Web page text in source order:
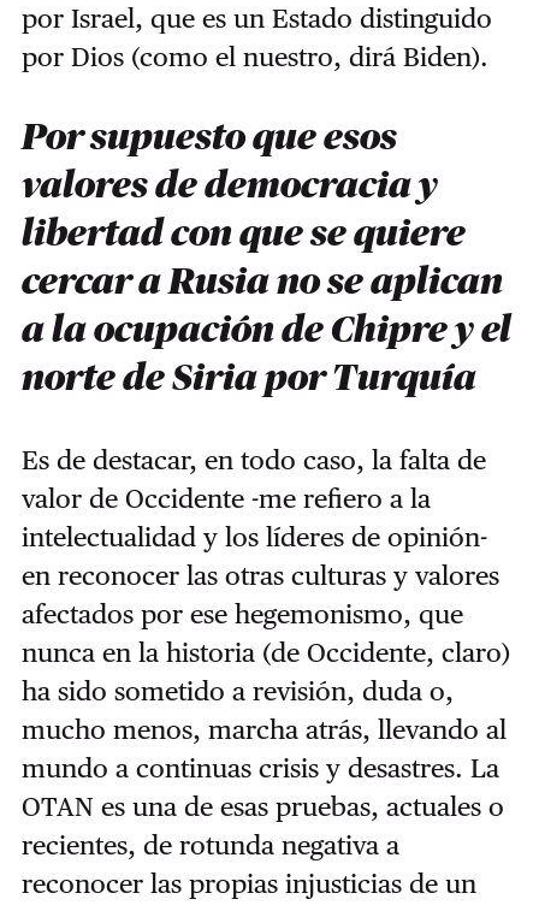
por Israel, que es un Estado distinguido
por Dios (como el nuestro, dirá Biden).
Por supuesto que esos
valores de democracia y
libertad con que se quiere
cercar a Rusia no se aplican
a la ocupación de Chipre y el
norte de Siria por Turquía
Es de destacar, en todo caso, la falta de
valor de Occidente -me refiero a la
intelectualidad y los líderes de opinión-
en reconocer las otras culturas y valores
afectados por ese hegemonismo, que
nunca en la historia (de Occidente, claro)
ha sido sometido a revisión, duda o,
mucho menos, marcha atrás, llevando al
mundo a continuas crisis y desastres. La
OTAN es una de esas pruebas, actuales o
recientes, de rotunda negativa a
reconocer las propias injusticias de un